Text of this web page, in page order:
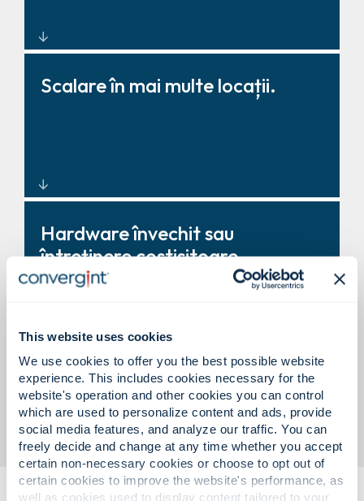
This website uses cookies
We use cookies to offer you the best possible website
experience. This includes cookies necessary for the
website's operation and other cookies you can control
which are used to personalize content and ads, provide
social media features, and analyze our traffic. You can
freely decide and change at any time whether you accept
certain non-necessary cookies or choose to opt out of
certain cookies to improve the website's performance, as
well as cookies used to display content tailored to your
Instrumente de raportare și
Scalare în mai multe locații.
Sisteme enterprise construite
pentru operațiuni globale.
Hardware învechit sau
întreținere costisitoare.
Actualizări gestionate pe durata
ciclului de viață, service și
asistență 24/7.